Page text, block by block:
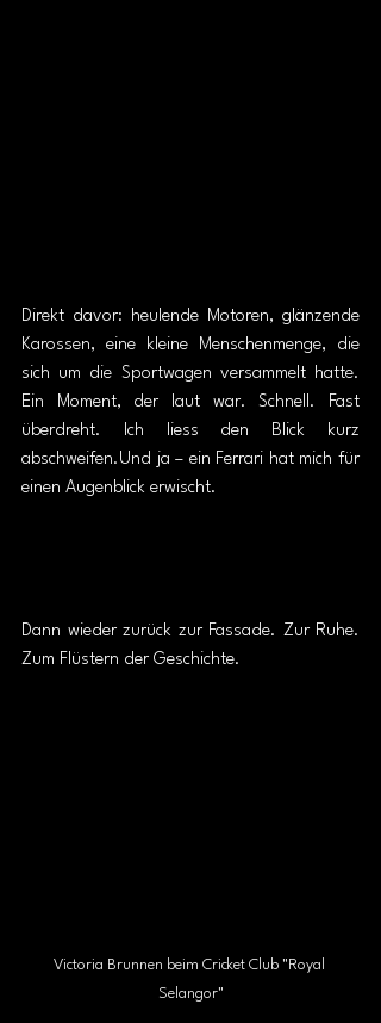
Direkt davor: heulende Motoren, glänzende
Karossen, eine kleine Menschenmenge, die
sich um die Sportwagen versammelt hatte.
Ein Moment, der laut war. Schnell. Fast
überdreht. Ich liess den Blick kurz
abschweifen.Und ja – ein Ferrari hat mich für
einen Augenblick erwischt.
Dann wieder zurück zur Fassade. Zur Ruhe.
Zum Flüstern der Geschichte.
Victoria Brunnen beim Cricket Club "Royal
Selangor"